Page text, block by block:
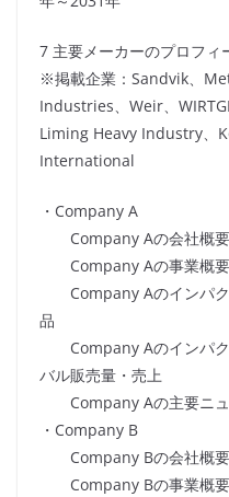
7 主要メーカーのプロフィ
※掲載企業：Sandvik、
Industries、Weir、
Liming Heavy Industry、
International
・Company A
Company Aの会社概要
Company Aの事業概要
Company Aのインパク
品
Company Aのインパク
バル販売量・売上
Company Aの主要ニュ
・Company B
Company Bの会社概要
Company Bの事業概要